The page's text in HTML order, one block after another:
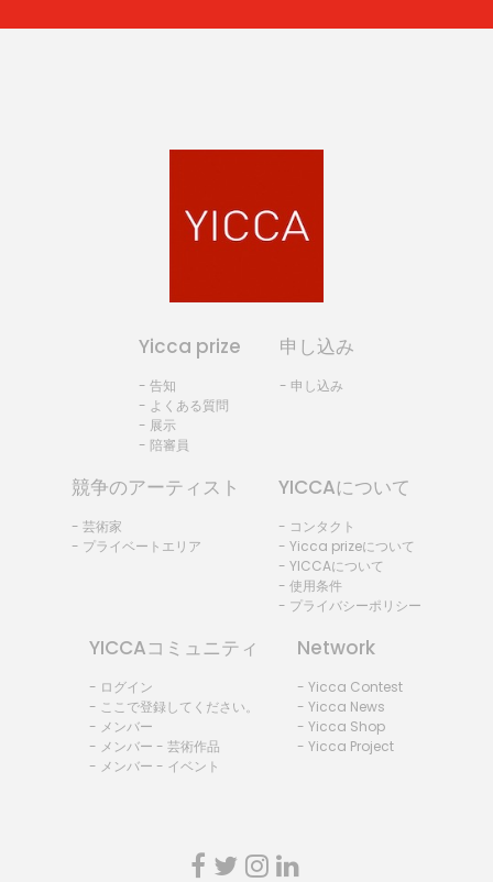
Yicca prize
- 告知
- よくある質問
- 展示
- 陪審員
申し込み
- 申し込み
競争のアーティスト
- 芸術家
- プライベートエリア
YICCAについて
- コンタクト
- Yicca prizeについて
- YICCAについて
- 使用条件
- プライバシーポリシー
YICCAコミュニティ
- ログイン
- ここで登録してください。
- メンバー
- メンバー - 芸術作品
- メンバー - イベント
Network
- Yicca Contest
- Yicca News
- Yicca Shop
- Yicca Project